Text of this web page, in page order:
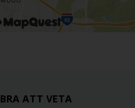
BRA ATT VETA